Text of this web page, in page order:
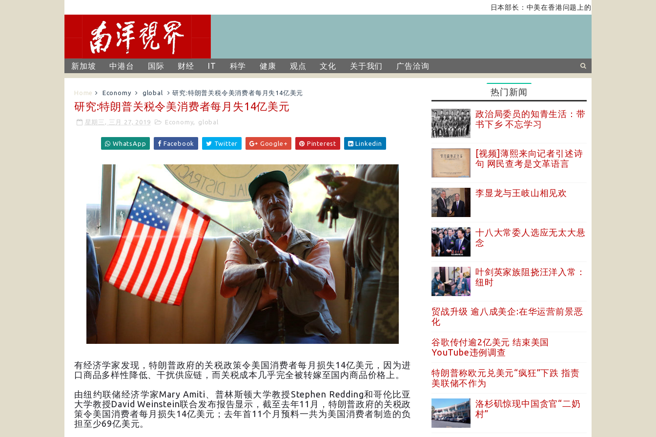
日本部长：中美在香港问题上的紧张关系对全球经济构
新加坡 中港台 国际 财经 IT 科学 健康 观点 文化 关于我们 广告洽询
Home Economy global 研究:特朗普关税令美消费者每月失14亿美元
研究:特朗普关税令美消费者每月失14亿美元
星期三, 三月 27, 2019 Economy, global
WhatsApp Facebook Twitter Google+ Pinterest Linkedin
有经济学家发现，特朗普政府的关税政策令美国消费者每月损失14亿美元，因为进
口商品多样性降低、干扰供应链，而关税成本几乎完全被转嫁至国内商品价格上。
由纽约联储经济学家Mary Amiti、普林斯顿大学教授Stephen Redding和哥伦比亚
大学教授David Weinstein联合发布报告显示，截至去年11月，特朗普政府的关税政
策令美国消费者每月损失14亿美元；去年首11个月预料一共为美国消费者制造的负
担至少69亿美元。
热门新闻
政治局委员的知青生活：带
书下乡 不忘学习
[视频]薄熙来向记者引述诗
句 网民查考是文革语言
李显龙与王岐山相见欢
十八大常委人选应无太大悬
念
叶剑英家族阻挠汪洋入常：
纽时
贸战升级 逾八成美企:在华运营前景恶
化
谷歌传付逾2亿美元 结束美国
YouTube违例调查
特朗普称欧元兑美元“疯狂”下跌 指责
美联储不作为
洛杉矶惊现中国贪官“二奶
村”